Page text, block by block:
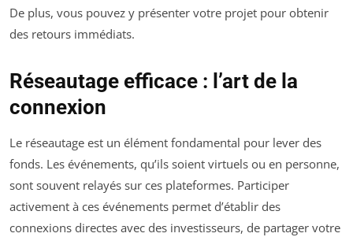
De plus, vous pouvez y présenter votre projet pour obtenir
des retours immédiats.
Réseautage efficace : l’art de la
connexion
Le réseautage est un élément fondamental pour lever des
fonds. Les événements, qu’ils soient virtuels ou en personne,
sont souvent relayés sur ces plateformes. Participer
activement à ces événements permet d’établir des
connexions directes avec des investisseurs, de partager votre